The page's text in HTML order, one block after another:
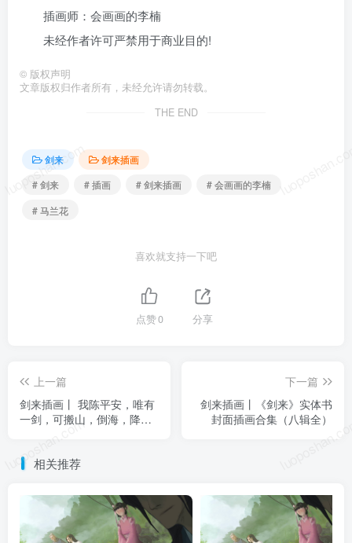
luoposhan.com
luoposhan.com
插画师：会画画的李楠
未经作者许可严禁用于商业目的!
© 版权声明
文章版权归作者所有，未经允许请勿转载。
THE END
剑来
剑来插画
# 剑来
# 插画 # 剑来插画
# 会画画的李楠
# 马兰花
喜欢就支持一下吧
点赞0 分享
上一篇
剑来插画丨 我陈平安，唯有
一剑，可搬山，倒海，降
下一篇
剑来插画丨《剑来》实体书
封面插画合集（八辑全）
相关推荐